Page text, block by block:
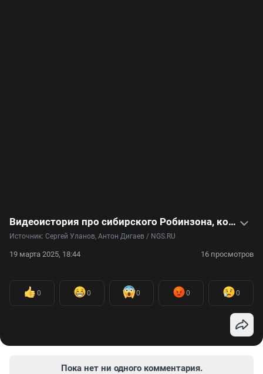
Видеоистория про сибирского Робинзона, который 15 лет живет в землянке на острове
Источник: Сергей Уланов, Антон Дигаев / NGS.RU
19 марта 2025, 18:44 16 просмотров
0 0 0 0 0
Пока нет ни одного комментария.